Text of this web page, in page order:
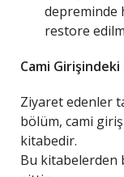
depreminde
restore
Cami
Ziyaret edenler
bölüm, cami
kitabedir.
Bu kitabelerden